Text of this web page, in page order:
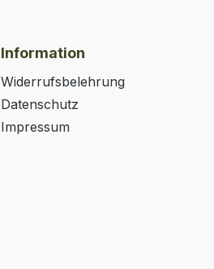
Information
Widerrufsbelehrung
Datenschutz
Impressum